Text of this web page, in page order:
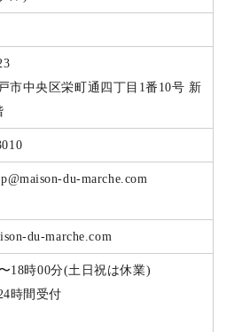
市中央区栄町通四丁目1番10号 新
du-marche.com
du-marche.com
18時00分(土日祝は休業)
時間受付